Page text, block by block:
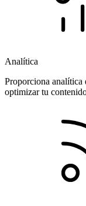
Analítica
Proporciona analítica
optimizar tu